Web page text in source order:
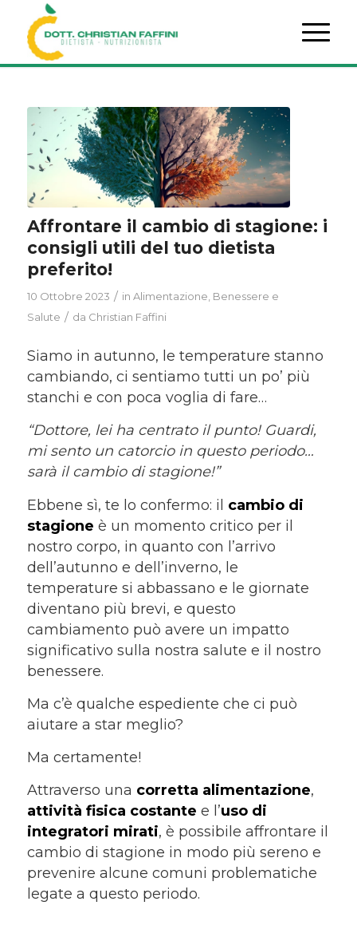
Affrontare il cambio di stagione: i
consigli utili del tuo dietista
preferito!
10 Ottobre 2023 / in Alimentazione Benessere e
Salute / da Christian Faffini
Siamo in autunno, le temperature stanno
cambiando, ci sentiamo tutti un po’ più
stanchi e con poca voglia di fare…
“Dottore, lei ha centrato il punto! Guardi,
mi sento un catorcio in questo periodo…
sarà il cambio di stagione!”
Ebbene sì, te lo confermo: il cambio di
stagione è un momento critico per il
nostro corpo, in quanto con l’arrivo
dell’autunno e dell’inverno, le
temperature si abbassano e le giornate
diventano più brevi, e questo
cambiamento può avere un impatto
significativo sulla nostra salute e il nostro
benessere.
Ma c’è qualche espediente che ci può
aiutare a star meglio?
Ma certamente!
Attraverso una corretta alimentazione,
attività fisica costante e l’uso di
integratori mirati, è possibile affrontare il
cambio di stagione in modo più sereno e
prevenire alcune comuni problematiche
legate a questo periodo.